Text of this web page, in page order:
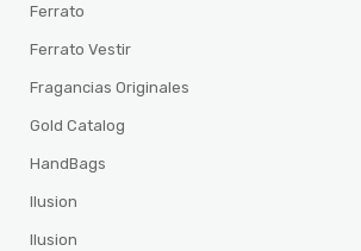
Ferrato
Ferrato Vestir
Fragancias Originales
Gold Catalog
HandBags
Ilusion
Ilusion